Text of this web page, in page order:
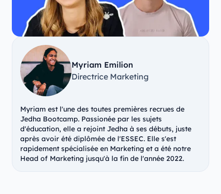
Myriam Emilion
Directrice Marketing
Myriam est l'une des toutes premières recrues de
Jedha Bootcamp. Passionée par les sujets
d'éducation, elle a rejoint Jedha à ses débuts, juste
après avoir été diplômée de l'ESSEC. Elle s'est
rapidement spécialisée en Marketing et a été notre
Head of Marketing jusqu'à la fin de l'année 2022.